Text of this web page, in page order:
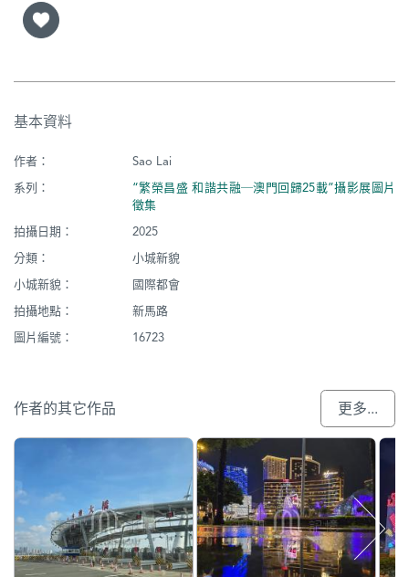
基本資料
作者：
Sao Lai
系列：
“繁榮昌盛 和諧共融─澳門回歸25載”攝影展圖片
徵集
拍攝日期：
2025
分類：
小城新貌
小城新貌：
國際都會
拍攝地點：
新馬路
圖片編號：
16723
作者的其它作品 更多...